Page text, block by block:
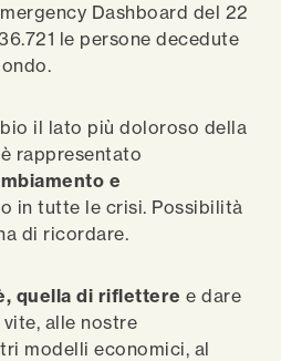
Dashboard del 22
le persone decedute
il lato più doloroso della
rappresentato
e
in tutte le crisi. Possibilità
di ricordare.
quella di riflettere e dare
alle nostre
modelli economici, al